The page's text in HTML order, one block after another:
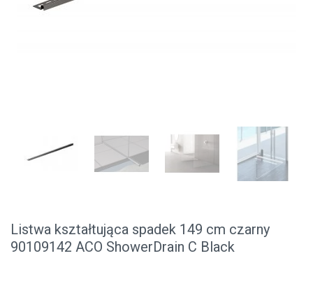
Listwa kształtująca spadek 149 cm czarny
90109142 ACO ShowerDrain C Black